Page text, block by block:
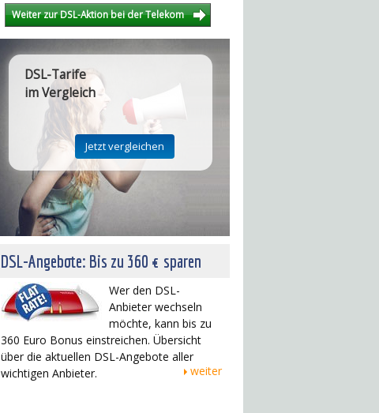
Weiter zur DSL-Aktion bei der Telekom
DSL-Tarife
im Vergleich
DSL-Angebote: Bis zu 360 € sparen
Wer den DSL-
Anbieter wechseln
möchte, kann bis zu
360 Euro Bonus einstreichen. Übersicht
über die aktuellen DSL-Angebote aller
wichtigen Anbieter.
weiter